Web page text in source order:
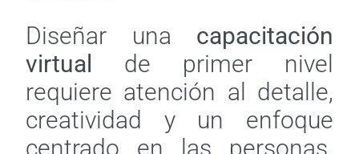
Diseñar una capacitación
virtual de primer nivel
requiere atención al detalle,
creatividad y un enfoque
centrado en las personas.